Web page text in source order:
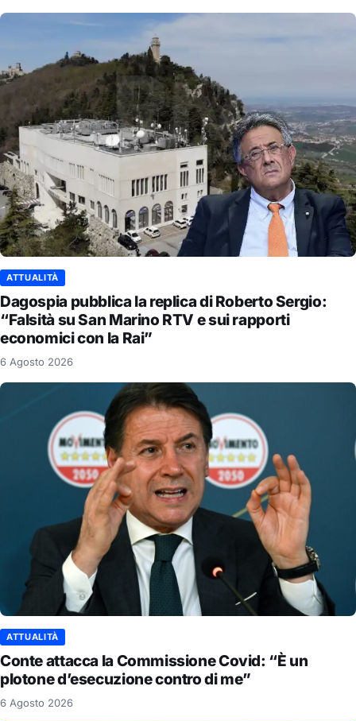
ATTUALITÀ
Dagospia pubblica la replica di Roberto Sergio:
“Falsità su San Marino RTV e sui rapporti
economici con la Rai”
6 Agosto 2026
ATTUALITÀ
Conte attacca la Commissione Covid: “È un
plotone d’esecuzione contro di me”
6 Agosto 2026